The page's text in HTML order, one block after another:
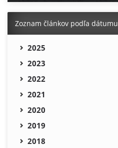
Zoznam článkov podľa dátumu
2025
2023
2022
2021
2020
2019
2018